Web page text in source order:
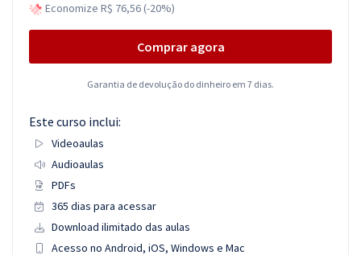
Economize R$ 76,56 (-20%)
Comprar agora
Garantia de devolução do dinheiro em 7 dias.
Este curso inclui:
Videoaulas
Audioaulas
PDFs
365 dias para acessar
Download ilimitado das aulas
Acesso no Android, iOS, Windows e Mac